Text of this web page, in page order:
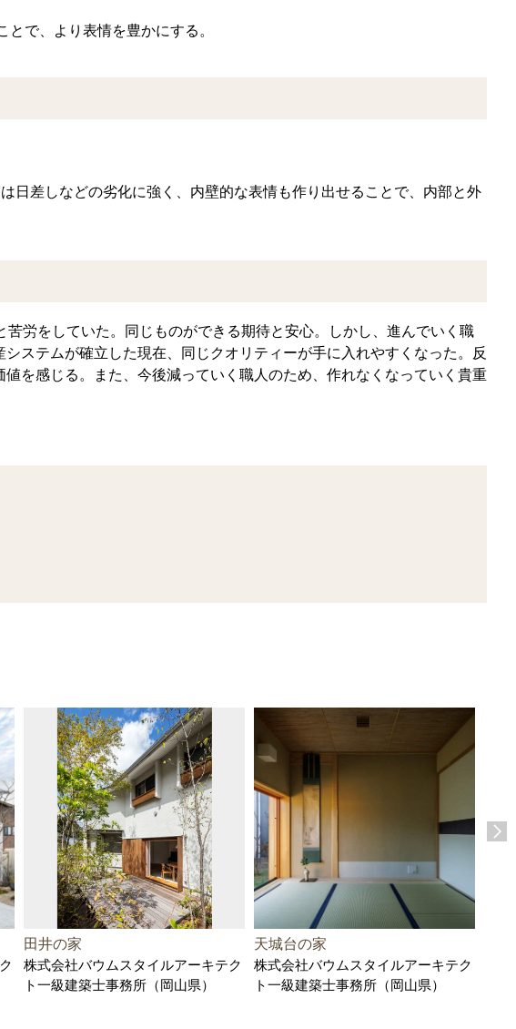
で、より表情を豊かにする。
日差しなどの劣化に強く、内壁的な表情も作り出せることで、内部と外
労をしていた。同じものができる期待と安心。しかし、進んでいく職
ステムが確立した現在、同じクオリティーが手に入れやすくなった。反
を感じる。また、今後減っていく職人のため、作れなくなっていく貴重
田井の家
株式会社バウムスタイルアーキテク
ト一級建築士事務所（岡山県）
天城台の家
株式会社バウムスタイルアーキテク
ト一級建築士事務所（岡山県）